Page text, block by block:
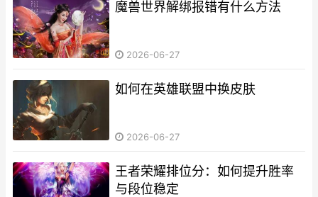
魔兽世界解绑报错有什么方法
2026-06-27
如何在英雄联盟中换皮肤
2026-06-27
王者荣耀排位分：如何提升胜率
与段位稳定